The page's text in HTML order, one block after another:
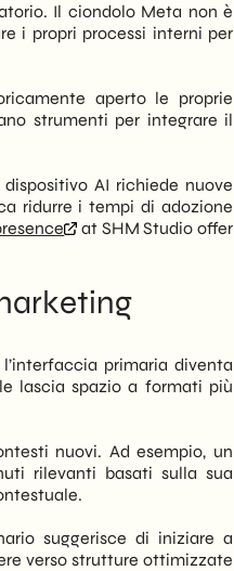
Il ciondolo Meta non è
i propri processi interni per
aperto le proprie
strumenti per integrare il
AI richiede nuove
ridurre i tempi di adozione
at SHM Studio offer
primaria diventa
lascia spazio a formati più
nuovi. Ad esempio, un
rilevanti basati sulla sua
suggerisce di iniziare a
verso strutture ottimizzate